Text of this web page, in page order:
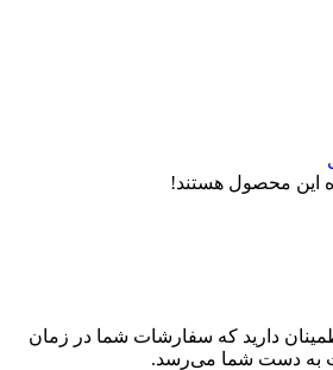
این محصول هستند!
دارید که سفارشات شما در زمان
به دست شما می‌رسد.